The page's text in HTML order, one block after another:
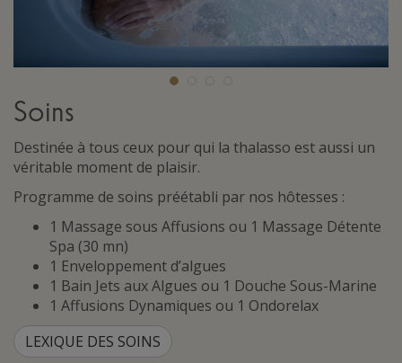
Soins
Destinée à tous ceux pour qui la thalasso est aussi un
véritable moment de plaisir.
Programme de soins préétabli par nos hôtesses :
1 Massage sous Affusions ou 1 Massage Détente
Spa (30 mn)
1 Enveloppement d’algues
1 Bain Jets aux Algues ou 1 Douche Sous-Marine
1 Affusions Dynamiques ou 1 Ondorelax
LEXIQUE DES SOINS